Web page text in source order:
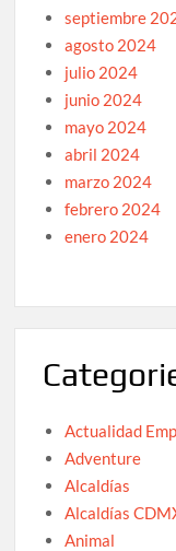
septiembre
agosto 2024
julio 2024
junio 2024
mayo 2024
abril 2024
marzo 2024
febrero 2024
enero 2024
Actualidad
Adventure
Alcaldías
Alcaldías
Animal